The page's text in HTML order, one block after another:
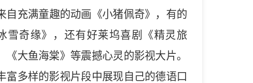
自充满童趣的动画《小猪佩奇》，有的
雪奇缘》，还有好莱坞喜剧《精灵旅
大鱼海棠》等震撼心灵的影视大片。
多样的影视片段中展现自己的德语口